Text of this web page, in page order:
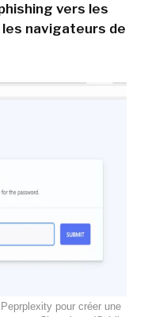
vers les
navigateurs de
pour créer une